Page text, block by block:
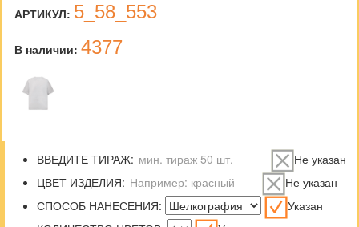
АРТИКУЛ: 5_58_553
В наличии: 4377
ВВЕДИТЕ ТИРАЖ:
Не указан
ЦВЕТ ИЗДЕЛИЯ:
Не указан
СПОСОБ НАНЕСЕНИЯ:
Указан